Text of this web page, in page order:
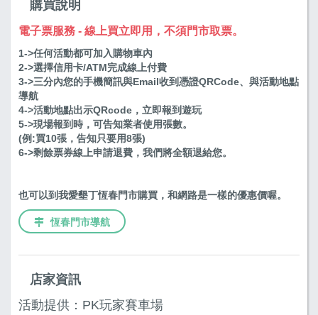
購買說明
電子票服務 - 線上買立即用，不須門市取票。
1->任何活動都可加入購物車內
2->選擇信用卡/ATM完成線上付費
3->三分內您的手機簡訊與Email收到憑證QRCode、與活動地點
導航
4->活動地點出示QRcode，立即報到遊玩
5->現場報到時，可告知業者使用張數。
(例:買10張，告知只要用8張)
6->剩餘票券線上申請退費，我們將全額退給您。
也可以到我愛墾丁恆春門市購買，和網路是一樣的優惠價喔。
恆春門市導航
店家資訊
活動提供：PK玩家賽車場